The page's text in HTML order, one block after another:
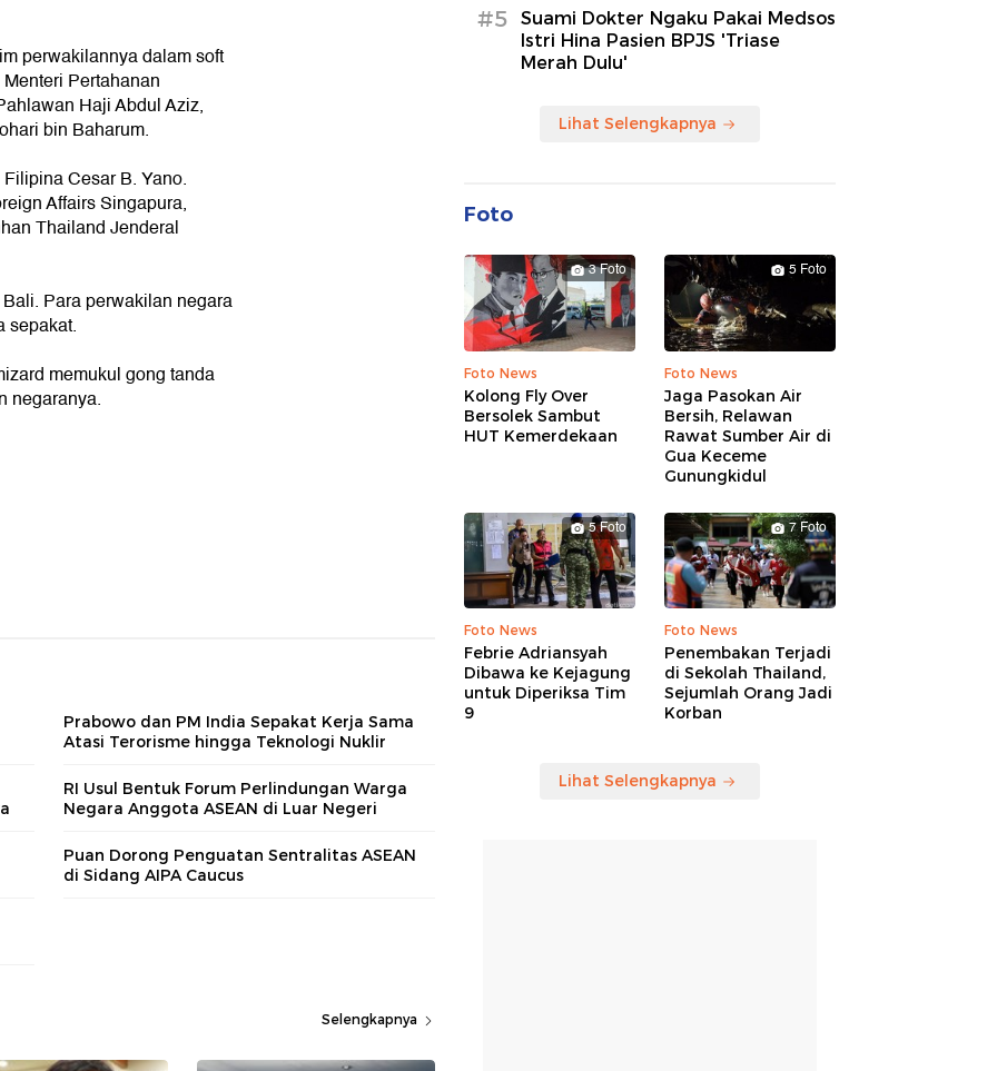
perwakilannya dalam soft
Pertahanan
Haji Abdul Aziz,
bin Baharum.
Cesar B. Yano.
Affairs Singapura,
Thailand Jenderal
Para perwakilan negara
sepakat.
memukul gong tanda
negaranya.
Prabowo dan PM India Sepakat Kerja Sama
Atasi Terorisme hingga Teknologi Nuklir
RI Usul Bentuk Forum Perlindungan Warga
Negara Anggota ASEAN di Luar Negeri
Puan Dorong Penguatan Sentralitas ASEAN
di Sidang AIPA Caucus
Selengkapnya
#5
Suami Dokter Ngaku Pakai Medsos
Istri Hina Pasien BPJS 'Triase
Merah Dulu'
Lihat Selengkapnya
Foto
3 Foto
Foto News
Kolong Fly Over
Bersolek Sambut
HUT Kemerdekaan
5 Foto
Foto News
Jaga Pasokan Air
Bersih, Relawan
Rawat Sumber Air di
Gua Keceme
Gunungkidul
5 Foto
Foto News
Febrie Adriansyah
Dibawa ke Kejagung
untuk Diperiksa Tim
9
7 Foto
Foto News
Penembakan Terjadi
di Sekolah Thailand,
Sejumlah Orang Jadi
Korban
Lihat Selengkapnya